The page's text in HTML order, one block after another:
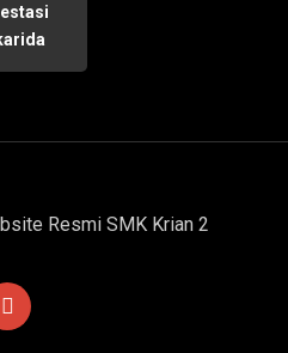
Resmi SMK Krian 2